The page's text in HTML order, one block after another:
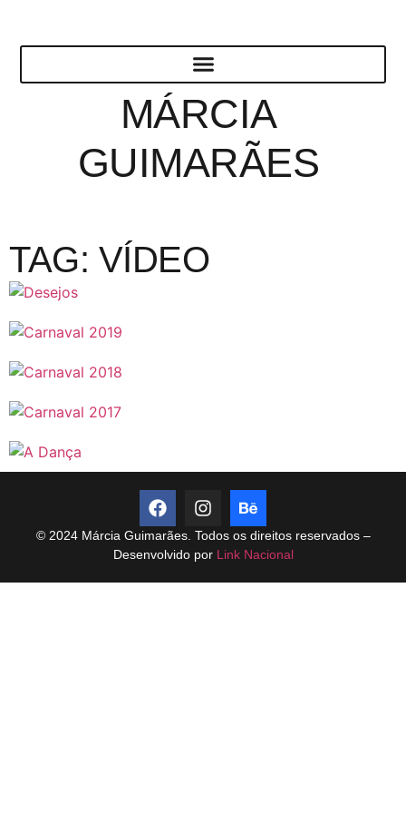
MÁRCIA
GUIMARÃES
TAG: VÍDEO
© 2024 Márcia Guimarães. Todos os direitos reservados –
Desenvolvido por Link Nacional